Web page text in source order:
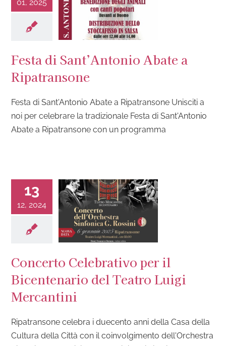
01, 2025
Festa di Sant’Antonio Abate a
Ripatransone
Festa di Sant'Antonio Abate a Ripatransone Unisciti a
noi per celebrare la tradizionale Festa di Sant'Antonio
Abate a Ripatransone con un programma
13
12, 2024
Concerto Celebrativo per il
Bicentenario del Teatro Luigi
Mercantini
Ripatransone celebra i duecento anni della Casa della
Cultura della Città con il coinvolgimento dell'Orchestra